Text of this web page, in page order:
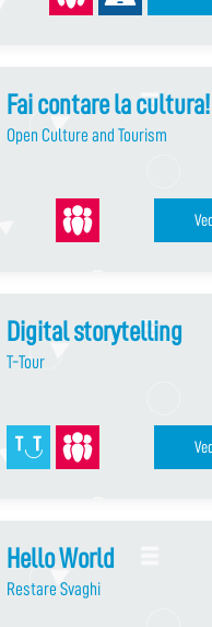
Fai contare la cultura!
Open Culture and Tourism
Digital storytelling
T-Tour
Hello World
Restare Svaghi